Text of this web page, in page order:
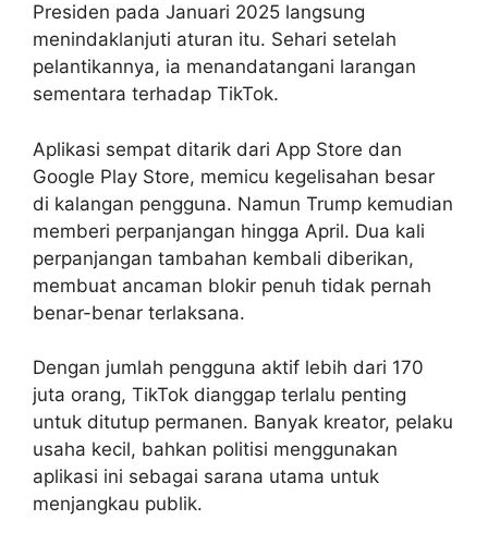
Presiden pada Januari 2025 langsung
menindaklanjuti aturan itu. Sehari setelah
pelantikannya, ia menandatangani larangan
sementara terhadap TikTok.
Aplikasi sempat ditarik dari App Store dan
Google Play Store, memicu kegelisahan besar
di kalangan pengguna. Namun Trump kemudian
memberi perpanjangan hingga April. Dua kali
perpanjangan tambahan kembali diberikan,
membuat ancaman blokir penuh tidak pernah
benar-benar terlaksana.
Dengan jumlah pengguna aktif lebih dari 170
juta orang, TikTok dianggap terlalu penting
untuk ditutup permanen. Banyak kreator, pelaku
usaha kecil, bahkan politisi menggunakan
aplikasi ini sebagai sarana utama untuk
menjangkau publik.